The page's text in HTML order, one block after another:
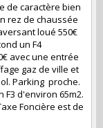
de caractère bien
rez de chaussée
loué 550€
un F4
avec une entrée
gaz de ville et
Parking proche.
d'environ 65m2.
Foncière est de